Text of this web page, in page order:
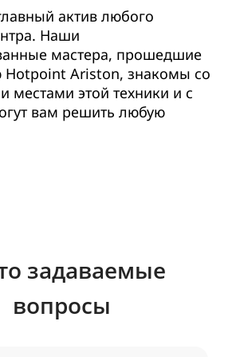
актив любого
Наши
мастера, прошедшие
Hotpoint Ariston, знакомы со
местами этой техники и с
вам решить любую
задаваемые
вопросы